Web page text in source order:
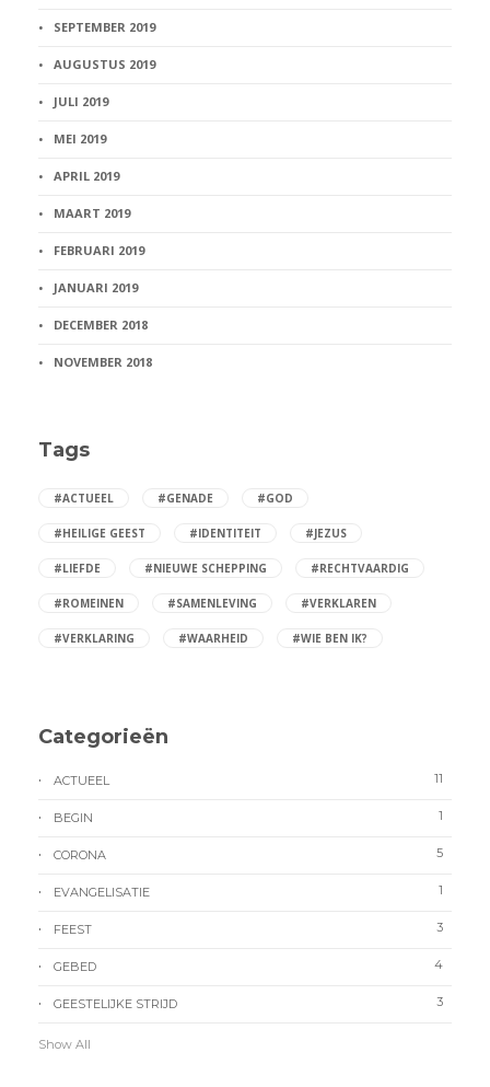
SEPTEMBER 2019
AUGUSTUS 2019
JULI 2019
MEI 2019
APRIL 2019
MAART 2019
FEBRUARI 2019
JANUARI 2019
DECEMBER 2018
NOVEMBER 2018
Tags
#ACTUEEL #GENADE #GOD
#HEILIGE GEEST #IDENTITEIT #JEZUS
#LIEFDE #NIEUWE SCHEPPING #RECHTVAARDIG
#ROMEINEN #SAMENLEVING #VERKLAREN
#VERKLARING #WAARHEID #WIE BEN IK?
Categorieën
ACTUEEL 11
BEGIN 1
CORONA 5
EVANGELISATIE 1
FEEST 3
GEBED 4
GEESTELIJKE STRIJD 3
Show All